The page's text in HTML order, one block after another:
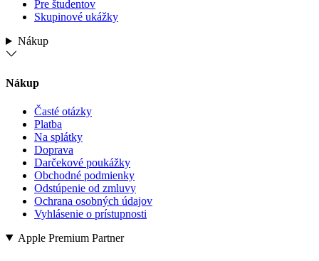
Pre študentov
Skupinové ukážky
Nákup
Nákup
Časté otázky
Platba
Na splátky
Doprava
Darčekové poukážky
Obchodné podmienky
Odstúpenie od zmluvy
Ochrana osobných údajov
Vyhlásenie o prístupnosti
Apple Premium Partner